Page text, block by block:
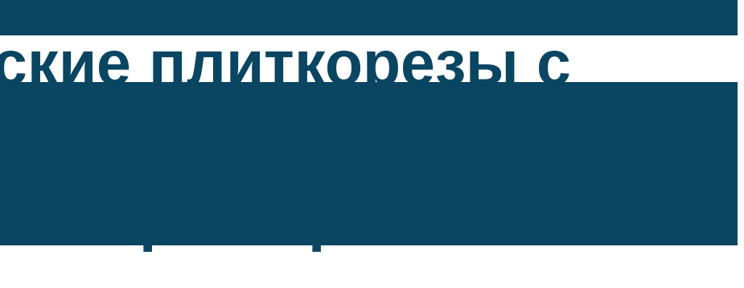
плиткорезы с
цена и
характеристики